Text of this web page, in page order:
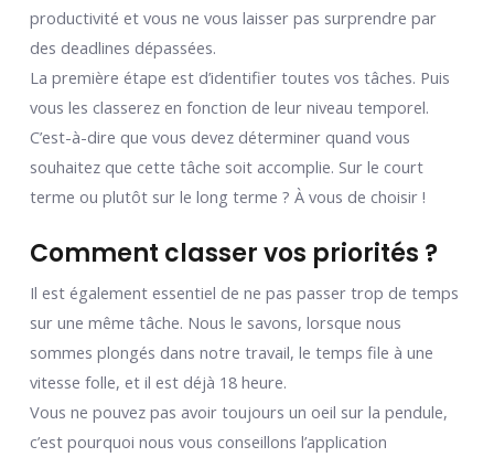
productivité et vous ne vous laisser pas surprendre par
des deadlines dépassées.
La première étape est d’identifier toutes vos tâches. Puis
vous les classerez en fonction de leur niveau temporel.
C’est-à-dire que vous devez déterminer quand vous
souhaitez que cette tâche soit accomplie. Sur le court
terme ou plutôt sur le long terme ? À vous de choisir !
Comment classer vos priorités ?
Il est également essentiel de ne pas passer trop de temps
sur une même tâche. Nous le savons, lorsque nous
sommes plongés dans notre travail, le temps file à une
vitesse folle, et il est déjà 18 heure.
Vous ne pouvez pas avoir toujours un oeil sur la pendule,
c’est pourquoi nous vous conseillons l’application